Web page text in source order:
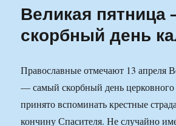
Великая
скорбный день
Православные отмечают 13 апреля
— самый скорбный день церковного
принято вспоминать крестные
кончину Спасителя. Не случайно